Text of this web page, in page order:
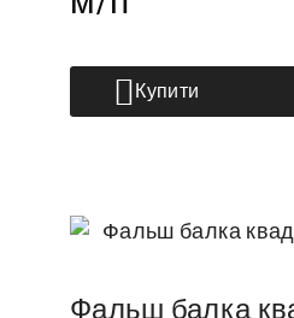
Купити
Фальш балка